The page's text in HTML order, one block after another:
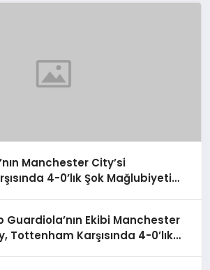
Manchester City’si
4-0’lık Şok Mağlubiyeti
Guardiola’nın Ekibi Manchester
Tottenham Karşısında 4-0’lık